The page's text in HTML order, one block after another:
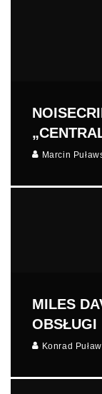
Marcin
MILES
OBSŁUGI
Konrad